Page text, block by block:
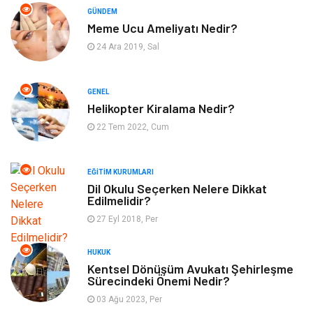
Güzellik Mobilya
Bahçe Ev Maden ve Metal
Finans & Ekonomi
Plastik
Tekstil
Hizmet
İnternet Ambalaj
GÜNDEM
Meme Ucu Ameliyatı Nedir?
24 Ara 2019, Sal
GENEL
Helikopter Kiralama Nedir?
22 Tem 2022, Cum
EĞITIM KURUMLARI
Dil Okulu Seçerken Nelere Dikkat
Edilmelidir?
27 Eyl 2018, Per
HUKUK
Kentsel Dönüşüm Avukatı Şehirleşme
Sürecindeki Önemi Nedir?
03 Ağu 2023, Per